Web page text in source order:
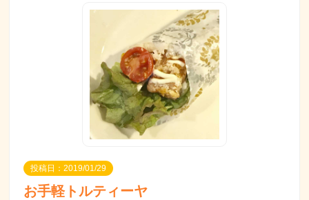
投稿日：2019/01/29
お手軽トルティーヤ